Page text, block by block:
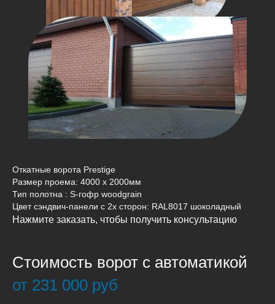
Откатные ворота Prestige
Размер проема: 4000 x 2000мм
Тип полотна : S-гофр woodgrain
Цвет сэндвич-панели c 2х сторон: RAL8017 шоколадный
Нажмите заказать, чтобы получить консультацию
Стоимость ворот с автоматикой
от 231 000 руб